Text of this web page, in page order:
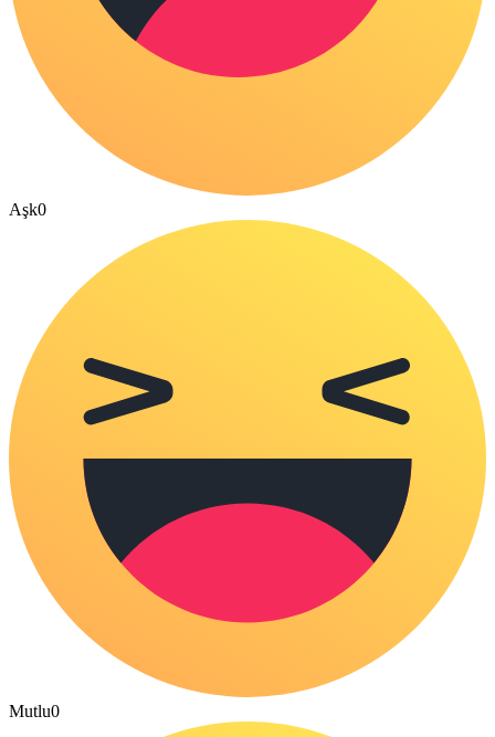
Aşk0
Mutlu0